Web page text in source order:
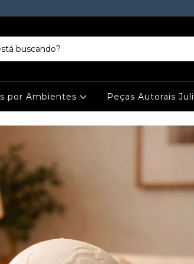
por Ambientes Peças Autorais